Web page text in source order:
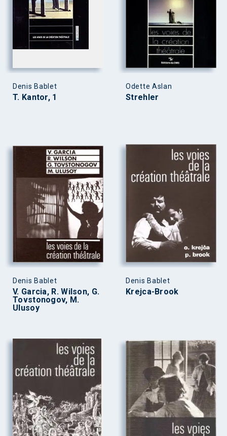
Denis Bablet
T. Kantor, 1
Odette Aslan
Strehler
Denis Bablet
V. Garcia, R. Wilson, G.
Tovstonogov, M.
Ulusoy
Denis Bablet
Krejca-Brook